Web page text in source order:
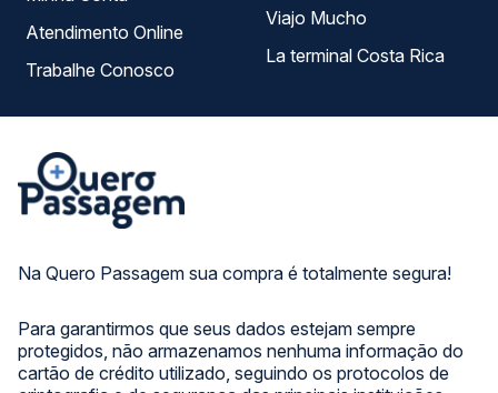
Na Quero Passagem sua compra é totalmente segura!
Para garantirmos que seus dados estejam sempre
protegidos, não armazenamos nenhuma informação do
cartão de crédito utilizado, seguindo os protocolos de
Atendimento Online
Trabalhe Conosco
Viajo Mucho
La terminal Costa Rica